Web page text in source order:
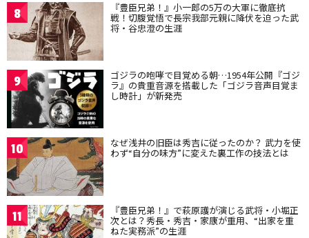
8 『豊臣兄弟！』小一郎の5万の大軍に徹底抗
戦！切腹覚悟で長宗我部元親に降伏を迫った武
将・谷忠澄の生涯
9 ゴジラの咆哮で目覚める朝…1954年公開『ゴジ
ラ』の貴重音源を搭載した「ゴジラ音声目覚ま
し時計」が新発売
10 なぜ浅井の旧臣は秀吉に従ったのか？ 武力を使
わず“自分の味方”に変えた裏工作の技法とは
11 『豊臣兄弟！』で萩原護が演じる武将・小堀正
次とは？秀長・秀吉・家康が重用、“出家を重
ねた実務派”の生涯